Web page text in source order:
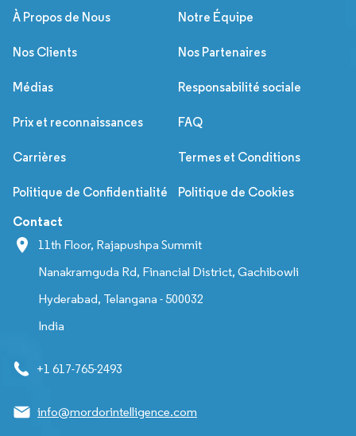
À Propos de Nous
Notre Équipe
Nos Clients Nos Partenaires
Médias Responsabilité sociale
Prix et reconnaissances FAQ
Carrières Termes et Conditions
Politique de Confidentialité Politique de Cookies
Contact
11th Floor, Rajapushpa Summit
Nanakramguda Rd, Financial District, Gachibowli
Hyderabad, Telangana - 500032
India
+1 617-765-2493
info@mordorintelligence.com